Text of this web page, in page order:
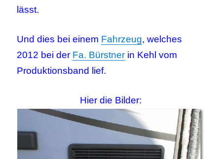
lässt.
Und dies bei einem Fahrzeug, welches
2012 bei der Fa. Bürstner in Kehl vom
Produktionsband lief.
Hier die Bilder: